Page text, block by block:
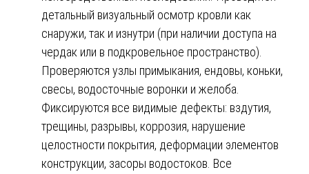
детальный визуальный осмотр кровли как
снаружи, так и изнутри (при наличии доступа на
чердак или в подкровельное пространство).
Проверяются узлы примыкания, ендовы, коньки,
свесы, водосточные воронки и желоба.
Фиксируются все видимые дефекты: вздутия,
трещины, разрывы, коррозия, нарушение
целостности покрытия, деформации элементов
конструкции, засоры водостоков. Все